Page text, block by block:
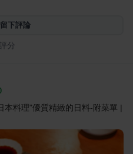
留下評論
分
本料理"優質精緻的日料-附菜單 |